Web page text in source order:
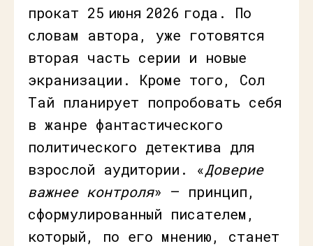
прокат 25 июня 2026 года. По
словам автора, уже готовятся
вторая часть серии и новые
экранизации. Кроме того, Сол
Тай планирует попробовать себя
в жанре фантастического
политического детектива для
взрослой аудитории. «Доверие
важнее контроля» – принцип,
сформулированный писателем,
который, по его мнению, станет